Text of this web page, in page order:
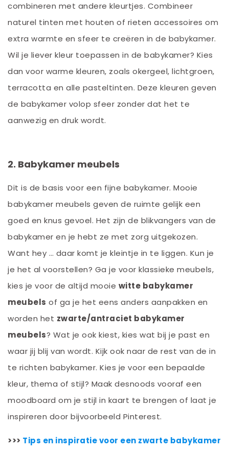
combineren met andere kleurtjes. Combineer
naturel tinten met houten of rieten accessoires om
extra warmte en sfeer te creëren in de babykamer.
Wil je liever kleur toepassen in de babykamer? Kies
dan voor warme kleuren, zoals okergeel, lichtgroen,
terracotta en alle pasteltinten. Deze kleuren geven
de babykamer volop sfeer zonder dat het te
aanwezig en druk wordt.
2. Babykamer meubels
Dit is de basis voor een fijne babykamer. Mooie
babykamer meubels geven de ruimte gelijk een
goed en knus gevoel. Het zijn de blikvangers van de
babykamer en je hebt ze met zorg uitgekozen.
Want hey … daar komt je kleintje in te liggen. Kun je
je het al voorstellen? Ga je voor klassieke meubels,
kies je voor de altijd mooie witte babykamer
meubels of ga je het eens anders aanpakken en
worden het zwarte/antraciet babykamer
meubels? Wat je ook kiest, kies wat bij je past en
waar jij blij van wordt. Kijk ook naar de rest van de in
te richten babykamer. Kies je voor een bepaalde
kleur, thema of stijl? Maak desnoods vooraf een
moodboard om je stijl in kaart te brengen of laat je
inspireren door bijvoorbeeld Pinterest.
>>> Tips en inspiratie voor een zwarte babykamer